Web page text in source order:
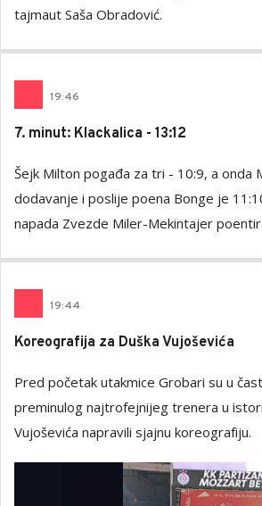
tajmaut Saša Obradović.
19:46
7. minut: Klackalica - 13:12
Šejk Milton pogađa za tri - 10:9, a onda
dodavanje i poslije poena Bonge je
napada Zvezde Miler-Mekintajer
19:44
Koreografija za Duška Vujoševića
Pred početak utakmice Grobari su u
preminulog najtrofejnijeg trenera u
Vujoševića napravili sjajnu koreografiju.